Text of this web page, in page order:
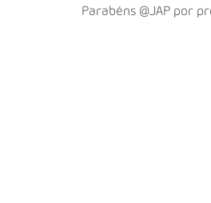
Parabéns @JAP por